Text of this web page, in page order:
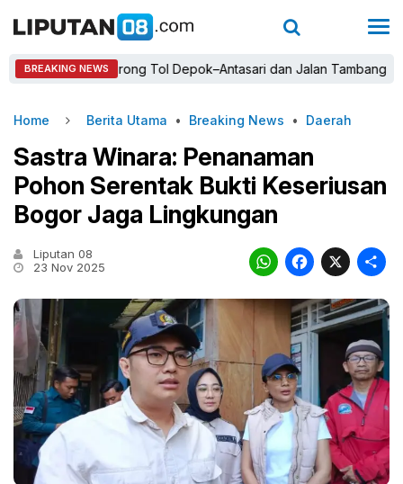
BREAKING NEWS
Dorong Tol Depok–Antasari dan Jalan Tambang Demi
Home Berita Utama • Breaking News • Daerah
Sastra Winara: Penanaman
Pohon Serentak Bukti Keseriusan
Bogor Jaga Lingkungan
Liputan 08
23 Nov 2025
X